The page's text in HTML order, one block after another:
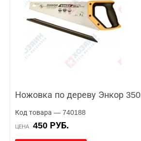
Ножовка по дереву Энкор
Код товара — 740188
ЦЕНА 450 РУБ.